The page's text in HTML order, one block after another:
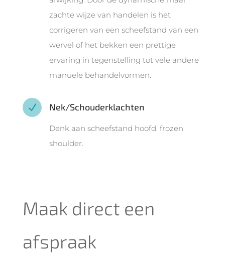
zachte wijze van handelen is het
corrigeren van een scheefstand van een
wervel of het bekken een prettige
ervaring in tegenstelling tot vele andere
manuele behandelvormen.
N Nek/Schouderklachten
Denk aan scheefstand hoofd, frozen
shoulder.
Maak direct een
afspraak